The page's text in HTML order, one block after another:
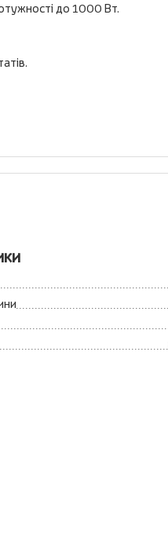
до 1000 Вт.